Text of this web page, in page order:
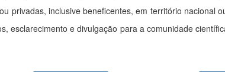
privadas, inclusive beneficentes, em território nacional
esclarecimento e divulgação para a comunidade